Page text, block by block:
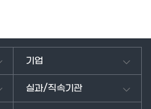
기업
실과/직속기관